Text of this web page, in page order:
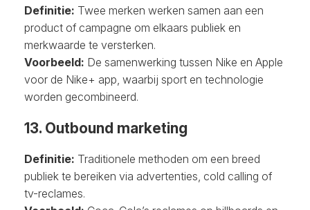
Definitie: Twee merken werken samen aan een
product of campagne om elkaars publiek en
merkwaarde te versterken.
Voorbeeld: De samenwerking tussen Nike en Apple
voor de Nike+ app, waarbij sport en technologie
worden gecombineerd.
13. Outbound marketing
Definitie: Traditionele methoden om een breed
publiek te bereiken via advertenties, cold calling of
tv-reclames.